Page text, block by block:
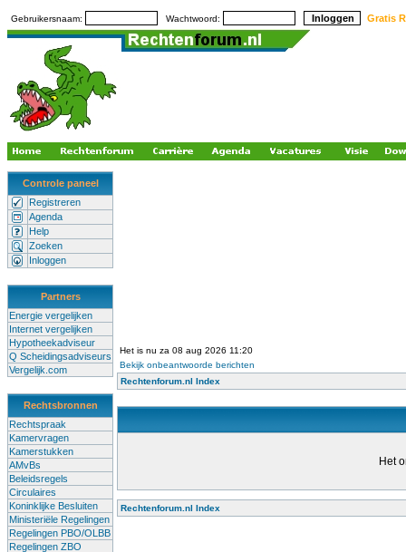
Gebruikersnaam: Wachtwoord: Gratis
Controle paneel
Registreren
Agenda
Help
Zoeken
Inloggen
Partners
Energie vergelijken
Internet vergelijken
Hypotheekadviseur
Q Scheidingsadviseurs
Vergelijk.com
Rechtsbronnen
Rechtspraak
Kamervragen
Kamerstukken
AMvBs
Beleidsregels
Circulaires
Koninklijke Besluiten
Ministeriële Regelingen
Regelingen PBO/OLBB
Regelingen ZBO
Het is nu za 08 aug 2026 11:20
Bekijk onbeantwoorde berichten
Rechtenforum.nl Index
Het
Rechtenforum.nl Index